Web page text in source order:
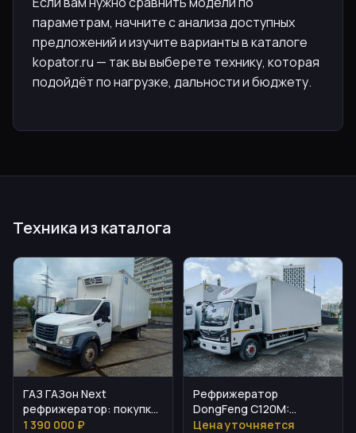
параметрам, начните с анализа доступных
предложений и изучите варианты в каталоге
kopator.ru — так вы выберете технику, которая
подойдёт по нагрузке, дальности и бюджету.
Техника из каталога
ГАЗ ГАЗон Next
рефрижератор: покупка
и ключевые параметры
1 390 000 ₽
Рефрижератор
DongFeng C120M:
технические
Цена уточняется